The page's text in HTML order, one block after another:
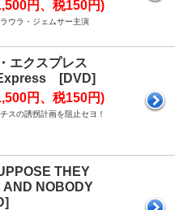
円、税150円)
ウラ・ジェムサー主演
エクスプレス
[DVD]
円、税150円)
スの誘拐計画を阻止セヨ！
THEY
AND NOBODY